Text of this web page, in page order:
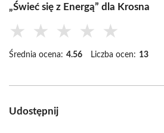
„Świeć się z Energą” dla Krosna
★ ★ ★ ★ ★
Średnia ocena: 4.56 Liczba ocen: 13
Udostępnij